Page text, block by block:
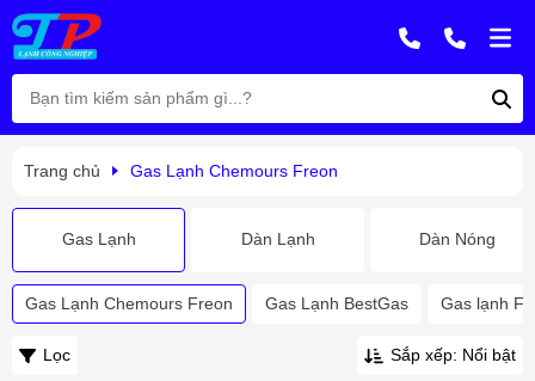
Trang chủ Gas Lạnh Chemours Freon
Gas Lạnh Dàn Lạnh Dàn Nóng
Gas Lạnh Chemours Freon Gas Lạnh BestGas Gas lạnh
Lọc Sắp xếp: Nổi bật